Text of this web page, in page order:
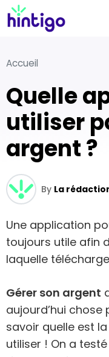
Accueil
Quelle application
utiliser
argent ?
By La
Une application
toujours utile afin
laquelle
Gérer son argent
aujourd’hui
savoir quelle est
utiliser ! On a